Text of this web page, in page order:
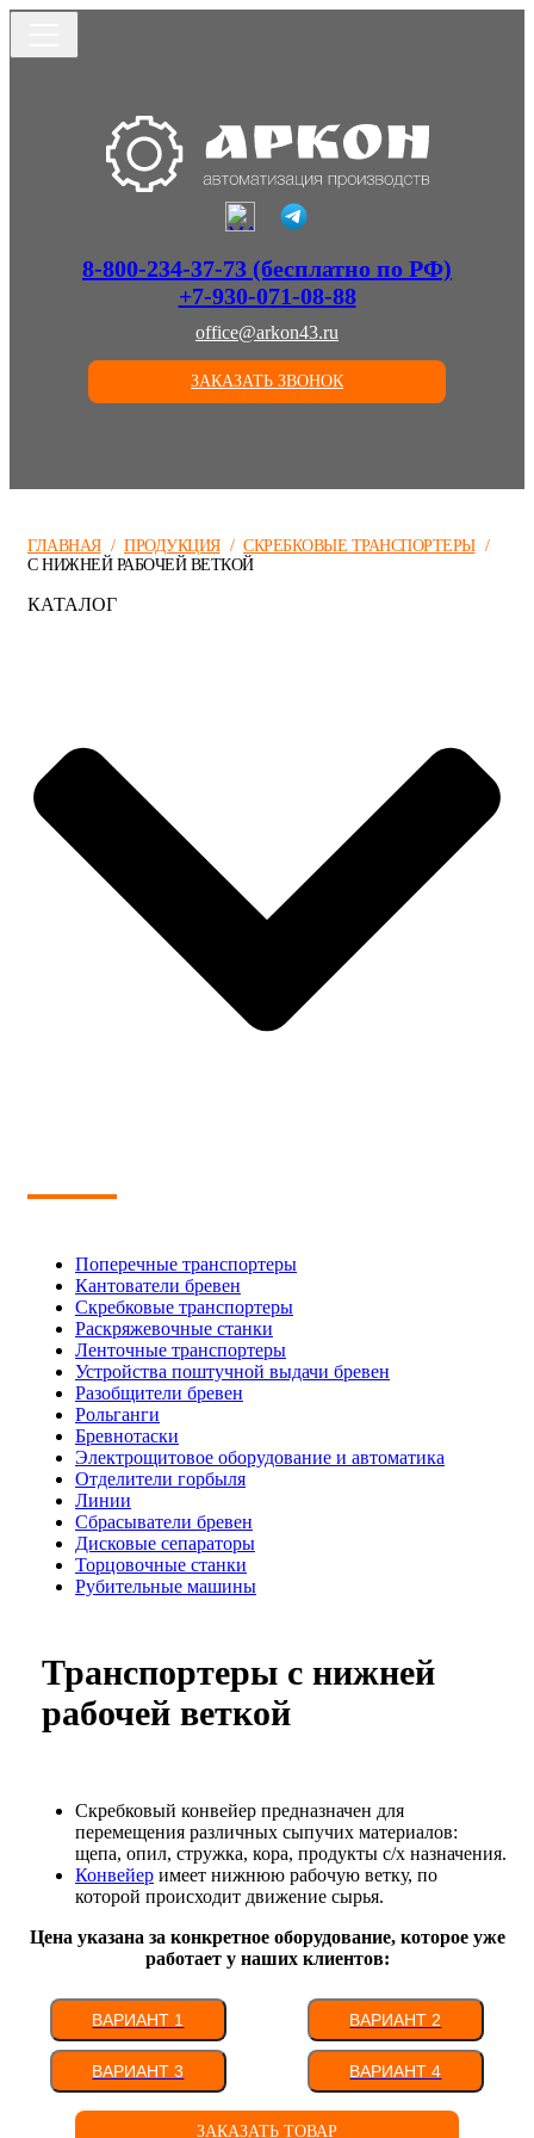
8-800-234-37-73 (бесплатно по РФ)
+7-930-071-08-88
office@arkon43.ru
ЗАКАЗАТЬ ЗВОНОК
ГЛАВНАЯ / ПРОДУКЦИЯ / СКРЕБКОВЫЕ ТРАНСПОРТЕРЫ /
С НИЖНЕЙ РАБОЧЕЙ ВЕТКОЙ
КАТАЛОГ
Поперечные транспортеры
Кантователи бревен
Скребковые транспортеры
Раскряжевочные станки
Ленточные транспортеры
Устройства поштучной выдачи бревен
Разобщители бревен
Рольганги
Бревнотаски
Электрощитовое оборудование и автоматика
Отделители горбыля
Линии
Сбрасыватели бревен
Дисковые сепараторы
Торцовочные станки
Рубительные машины
Транспортеры с нижней
рабочей веткой
Скребковый конвейер предназначен для
перемещения различных сыпучих материалов:
щепа, опил, стружка, кора, продукты с/х назначения.
Конвейер имеет нижнюю рабочую ветку, по
которой происходит движение сырья.
Цена указана за конкретное оборудование, которое уже
работает у наших клиентов:
ВАРИАНТ 1 ВАРИАНТ 2
ВАРИАНТ 3 ВАРИАНТ 4
ЗАКАЗАТЬ ТОВАР